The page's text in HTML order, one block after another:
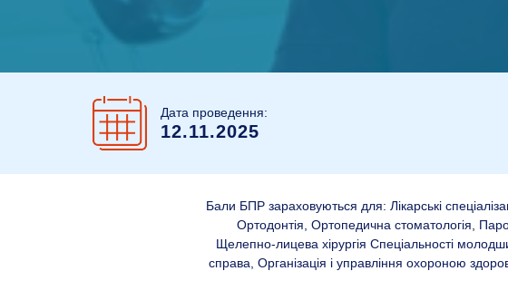
Дата проведення:
12.11.2025
Бали БПР зараховуються для: Лікарські
Ортодонтія, Ортопедична стоматологія,
Щелепно-лицева хірургія Спеціальності
справа, Організація і управління охороною